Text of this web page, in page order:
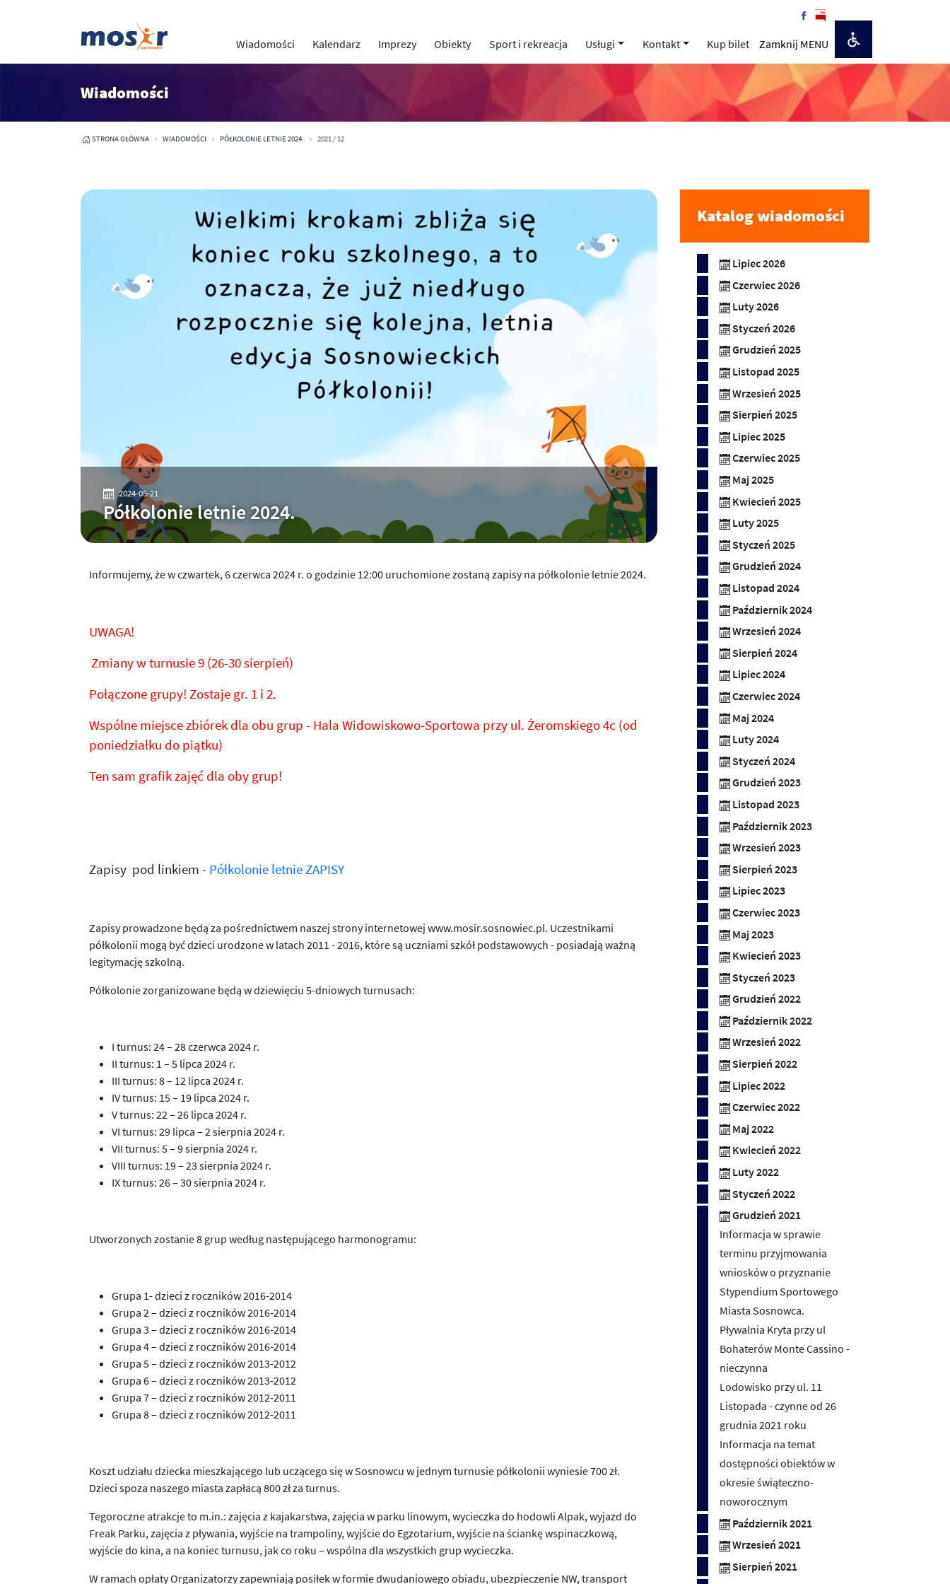
Wiadomości Kalendarz Imprezy Obiekty Sport i rekreacja Usługi Kontakt Kup bilet Zamknij MENU
Wiadomości
STRONA GŁÓWNA WIADOMOŚCI PÓŁKOLONIE LETNIE 2024. 2021 / 12
2024-05-21
Półkolonie letnie 2024.
Informujemy, że w czwartek, 6 czerwca 2024 r. o godzinie 12:00 uruchomione zostaną zapisy na półkolonie letnie 2024.
UWAGA!
Zmiany w turnusie 9 (26-30 sierpień)
Połączone grupy! Zostaje gr. 1 i 2.
Wspólne miejsce zbiórek dla obu grup - Hala Widowiskowo-Sportowa przy ul. Żeromskiego 4c (od
poniedziałku do piątku)
Ten sam grafik zajęć dla oby grup!
Zapisy pod linkiem - Półkolonie letnie ZAPISY
Zapisy prowadzone będą za pośrednictwem naszej strony internetowej www.mosir.sosnowiec.pl. Uczestnikami
półkolonii mogą być dzieci urodzone w latach 2011 - 2016, które są uczniami szkół podstawowych - posiadają ważną
legitymację szkolną.
Półkolonie zorganizowane będą w dziewięciu 5-dniowych turnusach:
I turnus: 24 – 28 czerwca 2024 r.
II turnus: 1 – 5 lipca 2024 r.
III turnus: 8 – 12 lipca 2024 r.
IV turnus: 15 – 19 lipca 2024 r.
V turnus: 22 – 26 lipca 2024 r.
VI turnus: 29 lipca – 2 sierpnia 2024 r.
VII turnus: 5 – 9 sierpnia 2024 r.
VIII turnus: 19 – 23 sierpnia 2024 r.
IX turnus: 26 – 30 sierpnia 2024 r.
Utworzonych zostanie 8 grup według następującego harmonogramu:
Grupa 1- dzieci z roczników 2016-2014
Grupa 2 – dzieci z roczników 2016-2014
Grupa 3 – dzieci z roczników 2016-2014
Grupa 4 – dzieci z roczników 2016-2014
Grupa 5 – dzieci z roczników 2013-2012
Grupa 6 – dzieci z roczników 2013-2012
Grupa 7 – dzieci z roczników 2012-2011
Grupa 8 – dzieci z roczników 2012-2011
Koszt udziału dziecka mieszkającego lub uczącego się w Sosnowcu w jednym turnusie półkolonii wyniesie 700 zł.
Dzieci spoza naszego miasta zapłacą 800 zł za turnus.
Tegoroczne atrakcje to m.in.: zajęcia z kajakarstwa, zajęcia w parku linowym, wycieczka do hodowli Alpak, wyjazd do
Freak Parku, zajęcia z pływania, wyjście na trampoliny, wyjście do Egzotarium, wyjście na ściankę wspinaczkową,
wyjście do kina, a na koniec turnusu, jak co roku – wspólna dla wszystkich grup wycieczka.
W ramach opłaty Organizatorzy zapewniają posiłek w formie dwudaniowego obiadu, ubezpieczenie NW, transport
Katalog wiadomości
Lipiec 2026
Czerwiec 2026
Luty 2026
Styczeń 2026
Grudzień 2025
Listopad 2025
Wrzesień 2025
Sierpień 2025
Lipiec 2025
Czerwiec 2025
Maj 2025
Kwiecień 2025
Luty 2025
Styczeń 2025
Grudzień 2024
Listopad 2024
Październik 2024
Wrzesień 2024
Sierpień 2024
Lipiec 2024
Czerwiec 2024
Maj 2024
Luty 2024
Styczeń 2024
Grudzień 2023
Listopad 2023
Październik 2023
Wrzesień 2023
Sierpień 2023
Lipiec 2023
Czerwiec 2023
Maj 2023
Kwiecień 2023
Styczeń 2023
Grudzień 2022
Październik 2022
Wrzesień 2022
Sierpień 2022
Lipiec 2022
Czerwiec 2022
Maj 2022
Kwiecień 2022
Luty 2022
Styczeń 2022
Grudzień 2021
Informacja w sprawie
terminu przyjmowania
wniosków o przyznanie
Stypendium Sportowego
Miasta Sosnowca.
Pływalnia Kryta przy ul
Bohaterów Monte Cassino -
nieczynna
Lodowisko przy ul. 11
Listopada - czynne od 26
grudnia 2021 roku
Informacja na temat
dostępności obiektów w
okresie świąteczno-
noworocznym
Październik 2021
Wrzesień 2021
Sierpień 2021